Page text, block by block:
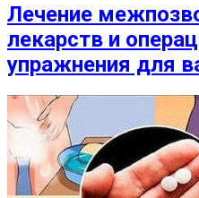
Лечение
лекарств и
упражнения для